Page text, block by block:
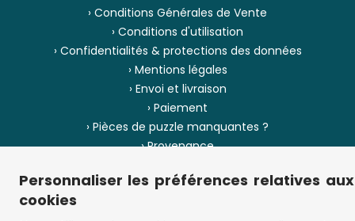
› Conditions Générales de Vente
› Conditions d'utilisation
› Confidentialités & protections des données
› Mentions légales
› Envoi et livraison
› Paiement
› Pièces de puzzle manquantes ?
› Provenance
› Plan du site
Personnaliser les préférences relatives aux
cookies